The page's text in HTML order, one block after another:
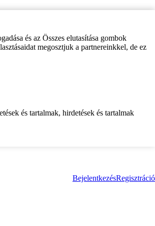
és az Összes elutasítása gombok
megosztjuk a partnereinkkel, de ez
és tartalmak, hirdetések és tartalmak
BejelentkezésRegisztráció